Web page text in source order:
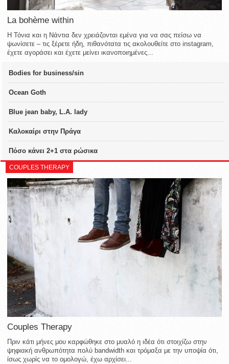
La bohème within
Η Τόνια και η Νάντια δεν χρειάζονται εμένα για να σας πείσω να
ψωνίσετε – τις ξέρετε ήδη, πιθανότατα τις ακολουθείτε στο instagram,
έχετε αγοράσει και έχετε μείνει ικανοποιημένες...
Bodies for business/sin
Ocean Goth
Blue jean baby, L.A. lady
Καλοκαίρι στην Πράγα
Πόσο κάνει 2+1 στα ρώσικα
COUPLES THERAPY
Couples Therapy
Πριν κάτι μήνες μου καρφώθηκε στο μυαλό η ιδέα ότι στοιχίζω στην
ψηφιακή ανθρωπότητα πολύ bandwidth και τρόμαξα με την υποψία ότι,
ίσως χωρίς να το ομολογώ, έχω αρχίσει...